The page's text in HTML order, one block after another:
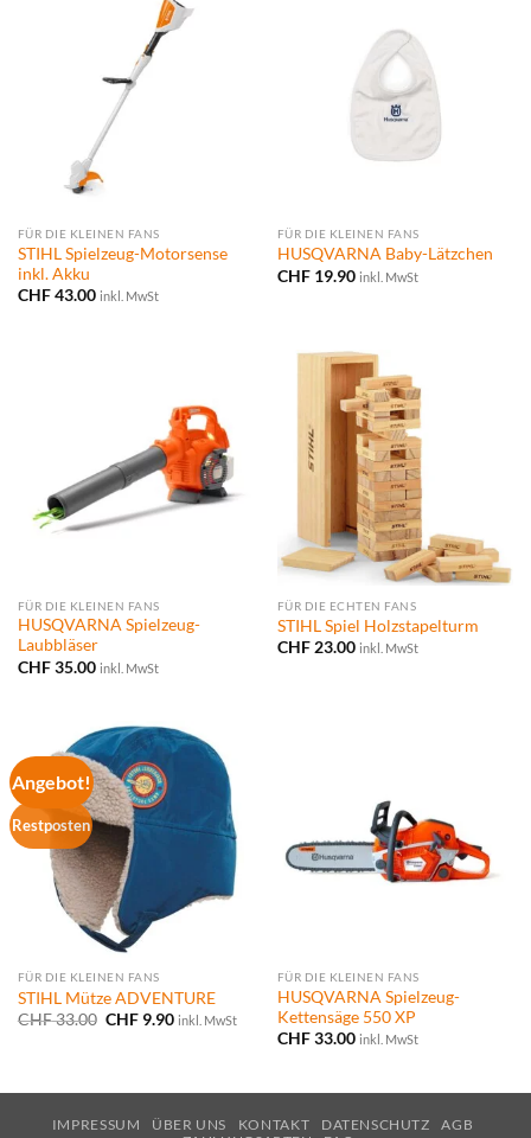
FÜR DIE KLEINEN FANS
STIHL Spielzeug-Motorsense
inkl. Akku
CHF43.00 inkl. MwSt
FÜR DIE KLEINEN FANS
HUSQVARNA Baby-Lätzchen
CHF19.90 inkl. MwSt
FÜR DIE KLEINEN FANS
HUSQVARNA Spielzeug-
Laubbläser
CHF35.00 inkl. MwSt
FÜR DIE ECHTEN FANS
STIHL Spiel Holzstapelturm
CHF23.00 inkl. MwSt
Angebot!
Restposten
FÜR DIE KLEINEN FANS
STIHL Mütze ADVENTURE
CHF33.00 Ursprünglicher
CHF9.90Aktueller
inkl. MwSt
FÜR DIE KLEINEN FANS
HUSQVARNA Spielzeug-
Kettensäge 550 XP
CHF33.00 inkl. MwSt
IMPRESSUM ÜBER UNS KONTAKT DATENSCHUTZ
AGB